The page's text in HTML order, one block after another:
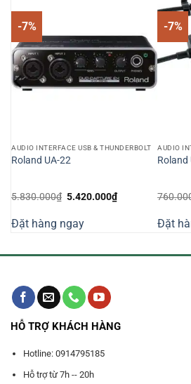
-7%
AUDIO INTERFACE USB & THUNDERBOLT
Roland UA-22
5.830.000₫ Giá
5.830.000₫.
5.420.000₫Giá
hiện
5.420.000₫.
Đặt hàng ngay
-7%
AUDIO
Roland
Đặt
HỖ TRỢ KHÁCH HÀNG
Hotline: 0914795185
Hỗ trợ từ 7h -- 20h